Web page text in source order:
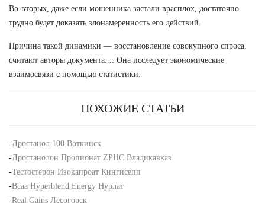
Во-вторых, даже если мошенника застали врасплох, достаточно
трудно будет доказать злонамеренность его действий.
Причина такой динамики — восстановление совокупного спроса,
считают авторы документа.... Она исследует экономические
взаимосвязи с помощью статистики.
ПОХОЖИЕ СТАТЬИ
-Дростанол 100 Воткинск
-Дростанолон Пропионат ZPHC Владикавказ
-Тестостерон Изокапроат Кингисепп
-Bcaa Hyperblend Energy Нурлат
-Real Gains Лесогорск